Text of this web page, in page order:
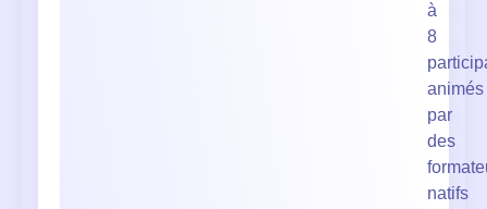
à
8
animés
par
des
natifs